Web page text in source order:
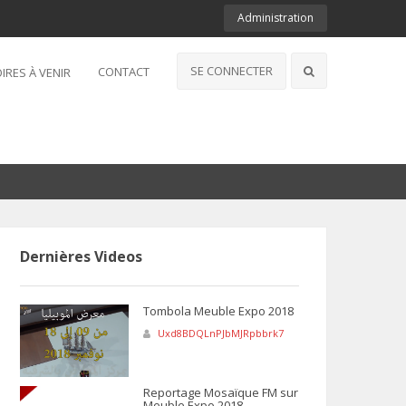
Administration
SE CONNECTER
À VENIR CONTACT
Dernières Videos
Tombola Meuble Expo 2018
Uxd8BDQLnPJbMJRpbbrk7
Reportage Mosaïque FM sur